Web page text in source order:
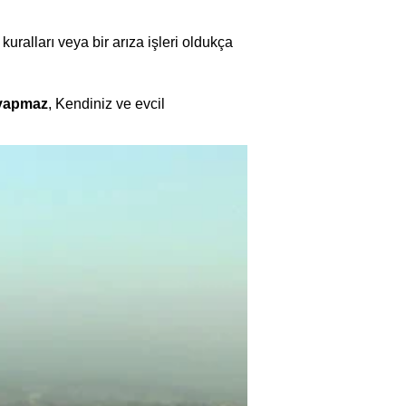
veya bir arıza işleri oldukça
, Kendiniz ve evcil